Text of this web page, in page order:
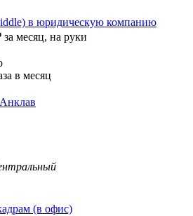
в юридическую компанию
за месяц, на руки
в месяц
(в офис)